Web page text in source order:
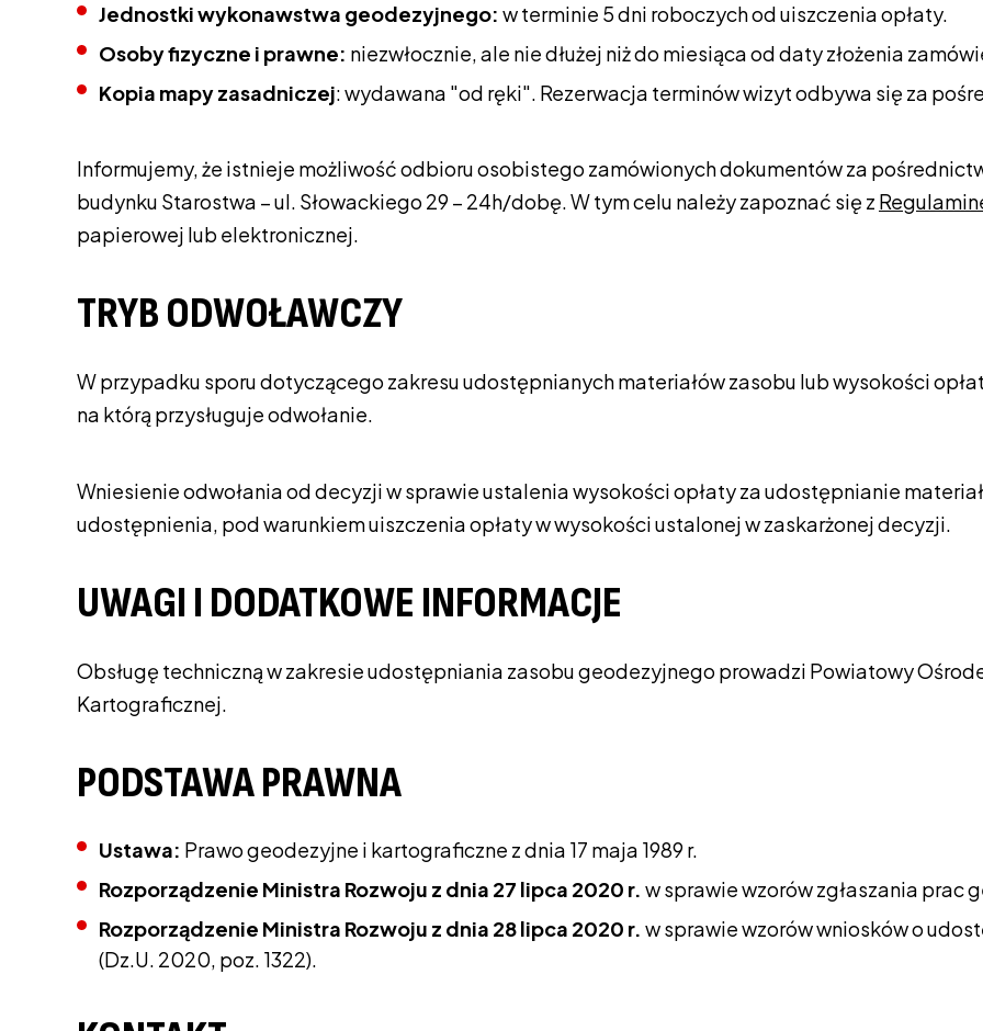
Jednostki wykonawstwa geodezyjnego: w terminie 5 dni roboczych od uiszczenia opłaty.
Osoby fizyczne i prawne: niezwłocznie, ale nie dłużej niż do miesiąca od daty złożenia
Kopia mapy zasadniczej: wydawana "od ręki". Rezerwacja terminów wizyt odbywa się za
Informujemy, że istnieje możliwość odbioru osobistego zamówionych dokumentów za
budynku Starostwa – ul. Słowackiego 29 – 24h/dobę. W tym celu należy zapoznać się z
papierowej lub elektronicznej.
TRYB ODWOŁAWCZY
W przypadku sporu dotyczącego zakresu udostępnianych materiałów zasobu lub wysokości
na którą przysługuje odwołanie.
Wniesienie odwołania od decyzji w sprawie ustalenia wysokości opłaty za udostępnianie
udostępnienia, pod warunkiem uiszczenia opłaty w wysokości ustalonej w zaskarżonej decyzji.
UWAGI I DODATKOWE INFORMACJE
Obsługę techniczną w zakresie udostępniania zasobu geodezyjnego prowadzi Powiatowy
Kartograficznej.
PODSTAWA PRAWNA
Ustawa: Prawo geodezyjne i kartograficzne z dnia 17 maja 1989 r.
Rozporządzenie Ministra Rozwoju z dnia 27 lipca 2020 r. w sprawie wzorów zgłaszania prac
Rozporządzenie Ministra Rozwoju z dnia 28 lipca 2020 r. w sprawie wzorów wniosków o
(Dz.U. 2020, poz. 1322).